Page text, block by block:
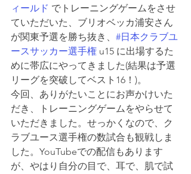
ィールド でトレーニングゲームをさせ
ていただいた、ブリオベッカ浦安さん
が関東予選を勝ち抜き、 #日本クラブユ
ースサッカー選手権 u15 に出場するた
めに帯広にやってきました(結果は予選
リーグを突破してベスト16！)。
今回、ありがたいことにお声かけいた
だき、トレーニングゲームをやらせて
いただきました。せっかくなので、ク
ラブユース選手権の数試合も観戦しま
した。YouTubeでの配信もあります
が、やはり自分の目で、耳で、肌で試